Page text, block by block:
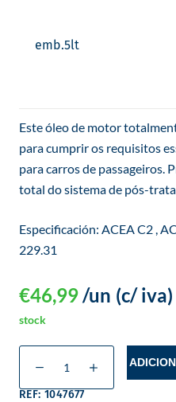
emb.5lt
Este óleo de motor
para cumprir os requisitos
para carros de passageiros.
total do sistema de pós-
Especificación: ACEA C2 ,
229.31
€46,99 (c/ iva)
/un
stock
REF: 1047677